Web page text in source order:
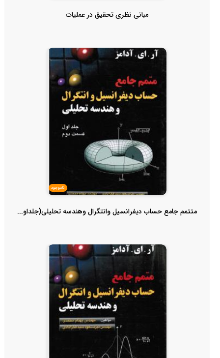
مبانی نظری تحقیق در عملیات
ناموجود
متتمم جامع حساب دیفرانسیل وانتگرال وهندسه تحلیلی(جلداو...